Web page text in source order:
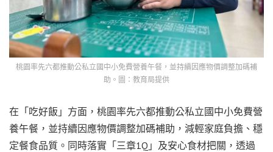
桃園率先六都推動公私立國中小免費營養午餐，並持續因應物價調整加碼補
助。圖：教育局提供
在「吃好飯」方面，桃園率先六都推動公私立國中小免費營
養午餐，並持續因應物價調整加碼補助，減輕家庭負擔、穩
定餐食品質。同時落實「三章1Q」及安心食材把關，透過